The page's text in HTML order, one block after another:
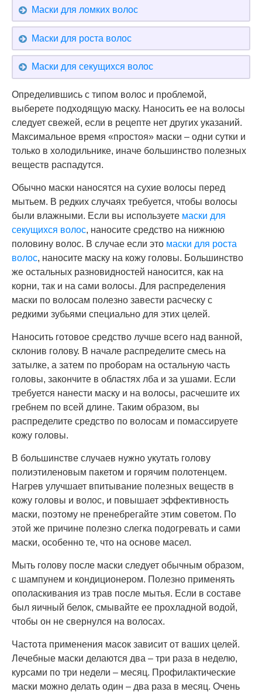
Маски для ломких волос
Маски для роста волос
Маски для секущихся волос
Определившись с типом волос и проблемой,
выберете подходящую маску. Наносить ее на волосы
следует свежей, если в рецепте нет других указаний.
Максимальное время «простоя» маски – одни сутки и
только в холодильнике, иначе большинство полезных
веществ распадутся.
Обычно маски наносятся на сухие волосы перед
мытьем. В редких случаях требуется, чтобы волосы
были влажными. Если вы используете маски для
секущихся волос, наносите средство на нижнюю
половину волос. В случае если это маски для роста
волос, наносите маску на кожу головы. Большинство
же остальных разновидностей наносится, как на
корни, так и на сами волосы. Для распределения
маски по волосам полезно завести расческу с
редкими зубьями специально для этих целей.
Наносить готовое средство лучше всего над ванной,
склонив голову. В начале распределите смесь на
затылке, а затем по проборам на остальную часть
головы, закончите в областях лба и за ушами. Если
требуется нанести маску и на волосы, расчешите их
гребнем по всей длине. Таким образом, вы
распределите средство по волосам и помассируете
кожу головы.
В большинстве случаев нужно укутать голову
полиэтиленовым пакетом и горячим полотенцем.
Нагрев улучшает впитывание полезных веществ в
кожу головы и волос, и повышает эффективность
маски, поэтому не пренебрегайте этим советом. По
этой же причине полезно слегка подогревать и сами
маски, особенно те, что на основе масел.
Мыть голову после маски следует обычным образом,
с шампунем и кондиционером. Полезно применять
ополаскивания из трав после мытья. Если в составе
был яичный белок, смывайте ее прохладной водой,
чтобы он не свернулся на волосах.
Частота применения масок зависит от ваших целей.
Лечебные маски делаются два – три раза в неделю,
курсами по три недели – месяц. Профилактические
маски можно делать один – два раза в месяц. Очень